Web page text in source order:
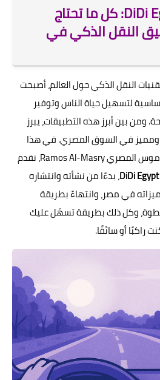
🚗 اكتشف DiDi Egypt: كل ما تحتاج
النقل الذكي في
النقل الذكي حول العالم، أصبحت
لتسهيل حياة الناس وتوفير
ومن بين أبرز هذه التطبيقات، يبرز
ومميز في السوق المصري. في هذا
المقال الشامل من موقع راموس المصري Ramos Al-Masry، نقدم
DiDi Egypt، بدءًا من نشأته وانتشاره
في مصر، وانتهاءً بطريقة
وكل ذلك بطريقة تسهّل عليك
راكبًا أو سائقًا.